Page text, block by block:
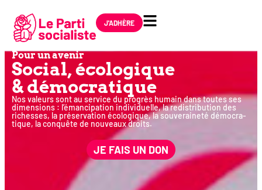
J'ADHÈRE
Pour un avenir
Social, éco­lo­gique
& démocratique
Nos valeurs sont au ser­vice du pro­grès humain dans toutes ses
dimen­sions : l’émancipation indi­vi­duelle, la redis­tri­bu­tion des
richesses, la pré­ser­va­tion éco­lo­gique, la sou­ve­rai­ne­té démo­cra­
tique, la conquête de nou­veaux droits.
JE FAIS UN DON